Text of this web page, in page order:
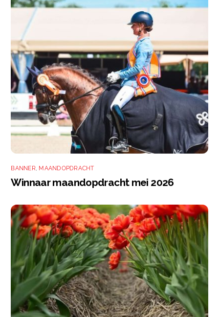
BANNER, MAANDOPDRACHT
Winnaar maandopdracht mei 2026